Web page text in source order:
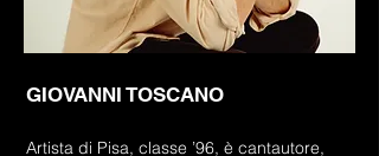
GIOVANNI TOSCANO
Artista di Pisa, classe ’96, è cantautore,